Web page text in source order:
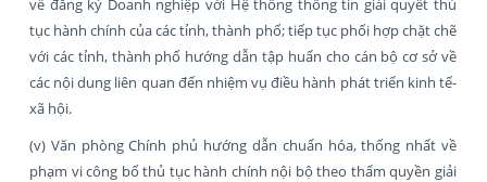
tục hành chính của các tỉnh, thành phố; tiếp tục phối hợp chặt chẽ
với các tỉnh, thành phố hướng dẫn tập huấn cho cán bộ cơ sở về
các nội dung liên quan đến nhiệm vụ điều hành phát triển kinh tế-
xã hội.
(v) Văn phòng Chính phủ hướng dẫn chuẩn hóa, thống nhất về
phạm vi công bố thủ tục hành chính nội bộ theo thẩm quyền giải